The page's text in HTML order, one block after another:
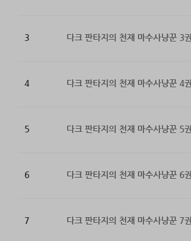
3 다크 판타지의 천재 마수사냥꾼 3권
4 다크 판타지의 천재 마수사냥꾼 4권
5 다크 판타지의 천재 마수사냥꾼 5권
6 다크 판타지의 천재 마수사냥꾼 6권
7 다크 판타지의 천재 마수사냥꾼 7권